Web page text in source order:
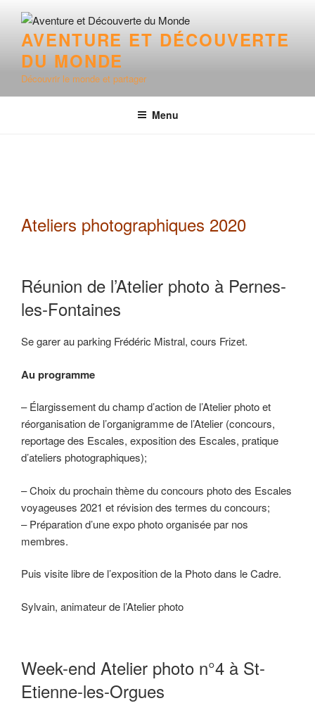
contenu
principal
AVENTURE ET DÉCOUVERTE
DU MONDE
Découvrir le monde et partager
Menu
Ateliers photographiques 2020
Réunion de l’Atelier photo à Pernes-
les-Fontaines
Se garer au parking Frédéric Mistral, cours Frizet.
Au programme
– Élargissement du champ d’action de l’Atelier photo et
réorganisation de l’organigramme de l’Atelier (concours,
reportage des Escales, exposition des Escales, pratique
d’ateliers photographiques);
– Choix du prochain thème du concours photo des Escales
voyageuses 2021 et révision des termes du concours;
– Préparation d’une expo photo organisée par nos
membres.
Puis visite libre de l’exposition de la Photo dans le Cadre.
Sylvain, animateur de l’Atelier photo
Week-end Atelier photo n°4 à St-
Etienne-les-Orgues